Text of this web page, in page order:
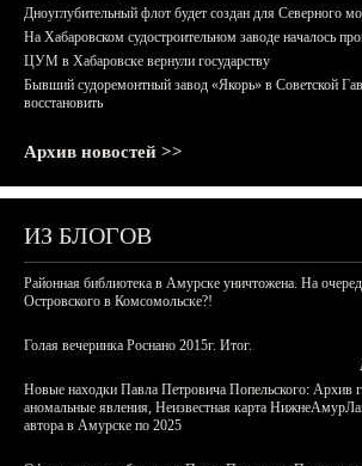
Дноуглубительный флот будет создан для Северного
На Хабаровском судостроительном заводе началось
ЦУМ в Хабаровске вернули государству
Бывший судоремонтный завод «Якорь» в Советской
восстановить
Архив новостей >>
ИЗ БЛОГОВ
Районная библиотека в Амурске уничтожена. На
Островского в Комсомольске?!
Голая вечеринка Роснано 2015г. Итог.
Новые находки Павла Петровича Попельского: Архив
аномальные явления, Неизвестная карта
автора в Амурске по 2025